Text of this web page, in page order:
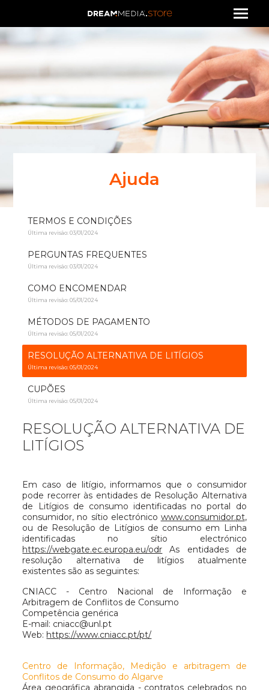
Ajuda
TERMOS E CONDIÇÕES
Última revisão: 03/01/2024
PERGUNTAS FREQUENTES
Última revisão: 03/01/2024
COMO ENCOMENDAR
Última revisão: 05/01/2024
MÉTODOS DE PAGAMENTO
Última revisão: 05/01/2024
RESOLUÇÃO ALTERNATIVA DE LITÍGIOS
Última revisão: 05/01/2024
CUPÕES
Última revisão: 05/01/2024
RESOLUÇÃO ALTERNATIVA DE
LITÍGIOS
Em caso de litígio, informamos que o consumidor
pode recorrer às entidades de Resolução Alternativa
de Litígios de consumo identificadas no portal do
consumidor, no sítio electrónico www.consumidor.pt,
ou de Resolução de Litígios de consumo em Linha
identificadas no sítio electrónico
https://webgate.ec.europa.eu/odr As entidades de
resolução alternativa de litígios atualmente
existentes são as seguintes:
CNIACC - Centro Nacional de Informação e
Arbitragem de Conflitos de Consumo
Competência genérica
E-mail: cniacc@unl.pt
Web: https://www.cniacc.pt/pt/
Centro de Informação, Medição e arbitragem de
Conflitos de Consumo do Algarve
Área geográfica abrangida - contratos celebrados no